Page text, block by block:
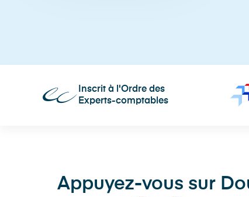
Inscrit à l'Ordre des
Experts-comptables
Appuyez-vous sur